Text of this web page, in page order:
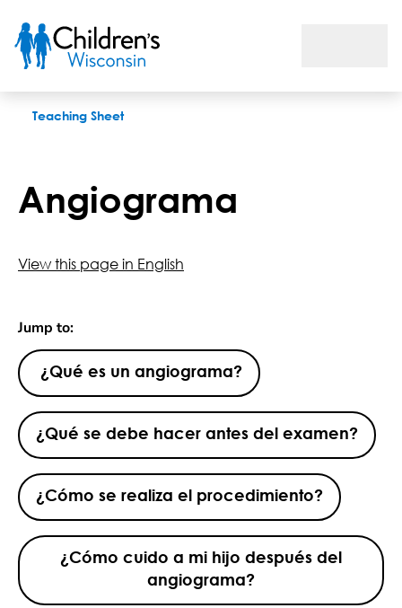
Teaching Sheet
Angiograma
View this page in English
Jump to:
¿Qué es un angiograma?
¿Qué se debe hacer antes del examen?
¿Cómo se realiza el procedimiento?
¿Cómo cuido a mi hijo después del
angiograma?